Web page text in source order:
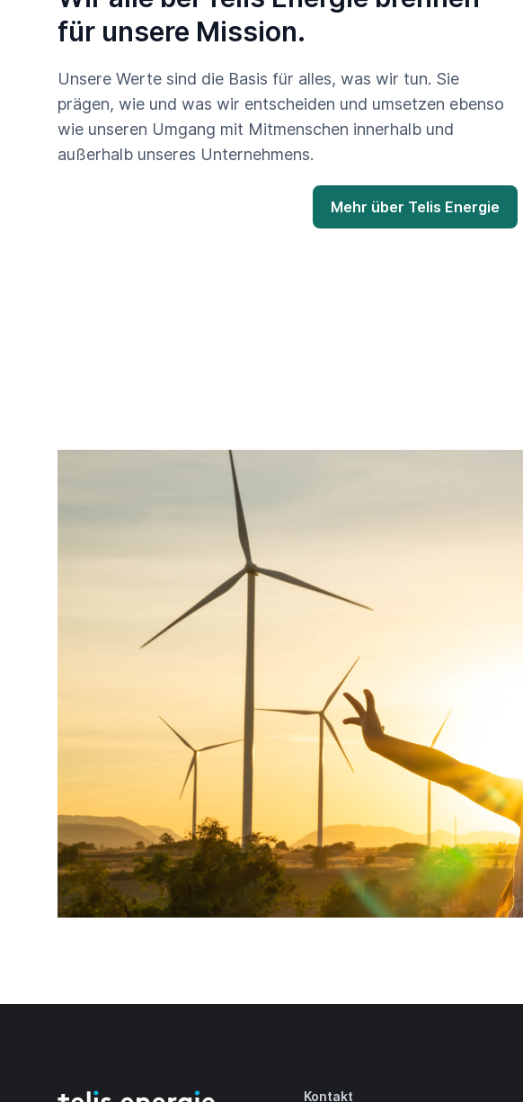
für unsere Mission.
Unsere Werte sind die Basis für alles, was wir tun. Sie
prägen, wie und was wir entscheiden und umsetzen ebenso
wie unseren Umgang mit Mitmenschen innerhalb und
außerhalb unseres Unternehmens.
Mehr über Telis Energie
Kontakt